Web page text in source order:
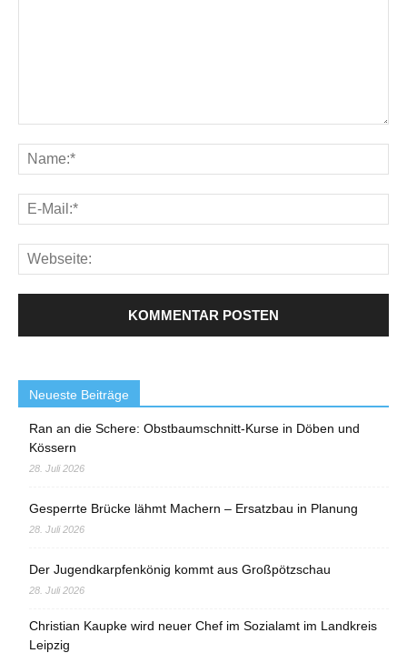
Neueste Beiträge
Ran an die Schere: Obstbaumschnitt-Kurse in Döben und
Kössern
28. Juli 2026
Gesperrte Brücke lähmt Machern – Ersatzbau in Planung
28. Juli 2026
Der Jugendkarpfenkönig kommt aus Großpötzschau
28. Juli 2026
Christian Kaupke wird neuer Chef im Sozialamt im Landkreis
Leipzig